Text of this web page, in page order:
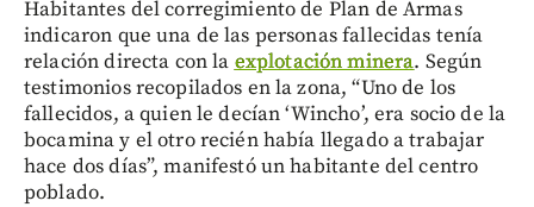
Habitantes del corregimiento de Plan de Armas
indicaron que una de las personas fallecidas tenía
relación directa con la explotación minera. Según
testimonios recopilados en la zona, “Uno de los
fallecidos, a quien le decían ‘Wincho’, era socio de la
bocamina y el otro recién había llegado a trabajar
hace dos días”, manifestó un habitante del centro
poblado.